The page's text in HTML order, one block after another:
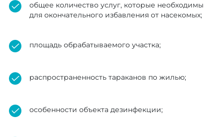
общее количество услуг, которые необходимы
для окончательного избавления от насекомых;
площадь обрабатываемого участка;
распространенность тараканов по жилью;
особенности объекта дезинфекции;